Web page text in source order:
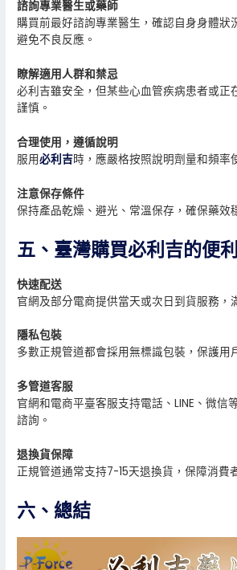
諮詢專業醫生或藥師
購買前最好諮詢專業醫生，確認自身身體狀
避免不良反應。
瞭解適用人群和禁忌
必利吉雖安全，但某些心血管疾病患者或正
謹慎。
合理使用，遵循說明
服用必利吉時，應嚴格按照說明劑量和頻率
注意保存條件
保持產品乾燥、避光、常溫保存，確保藥效
五、臺灣購買必利吉的便
快速配送
官網及部分電商提供當天或次日到貨服務，
隱私包裝
多數正規管道都會採用無標識包裝，保護用
多管道客服
官網和電商平臺客服支持電話、LINE、微信
諮詢。
退換貨保障
正規管道通常支持7-15天退換貨，保障消費
六、總結